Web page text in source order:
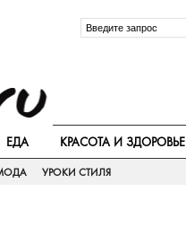
ЕДА КРАСОТА И ЗДОРОВЬЕ
УРОКИ СТИЛЯ